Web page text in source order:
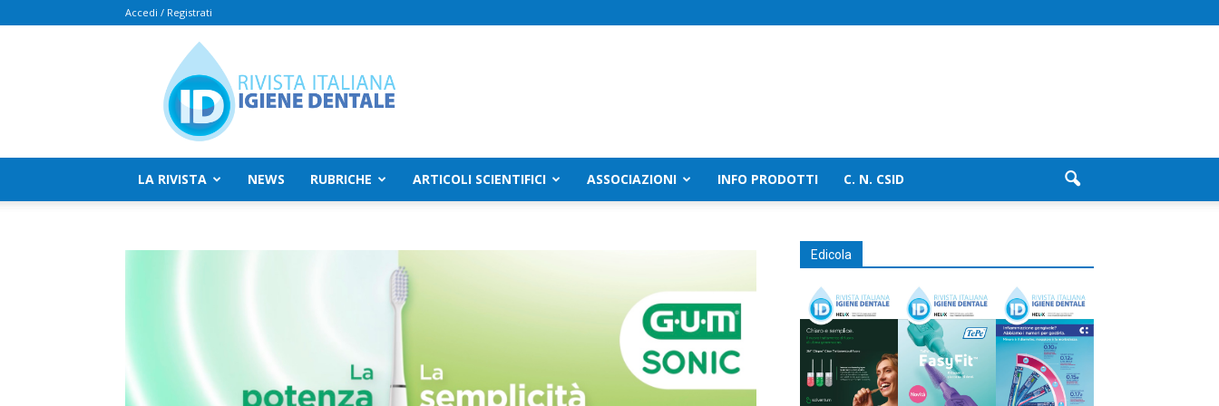
Accedi / Registrati
Rivista
Italiana
Igiene
Dentale
LA RIVISTA NEWS RUBRICHE ARTICOLI SCIENTIFICI ASSOCIAZIONI INFO PRODOTTI C. N. CSID
Edicola